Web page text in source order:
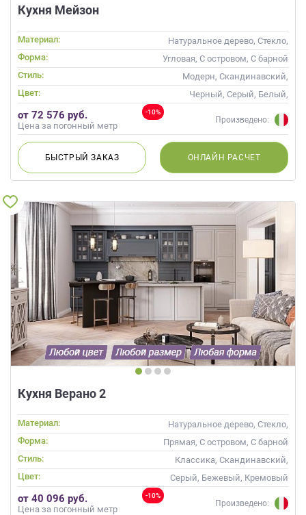
Кухня Мейзон
Материал:
Натуральное дерево, Стекло,
Массив
Форма:
Угловая, С островом, С барной
стойкой
Стиль:
Модерн, Скандинавский,
Неоклассика, Современные
Цвет:
Черный, Серый, Белый,
Слоновая кость, Кремовый
-10%
от 72 576 руб.
Цена за погонный метр
Произведено:
БЫСТРЫЙЗАКАЗ ОНЛАЙН РАСЧЕТ
Кухня Верано 2
Материал:
Натуральное дерево, Стекло,
Массив
Форма:
Прямая, С островом, С барной
стойкой
Стиль:
Классика, Скандинавский,
Неоклассика
Цвет: Серый, Бежевый, Кремовый
-10%
от 40 096 руб.
Цена за погонный метр
Произведено: